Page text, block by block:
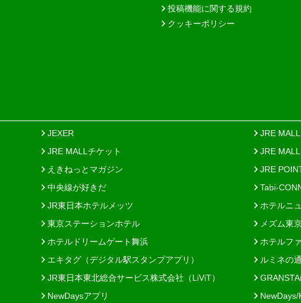
投稿機能に関する規約
クッキーポリシー
JEXER
JRE MALL
JRE MALLチケット
JRE
えきねっとマガジン
JRE
中央線が好きだ
Tabi-
JR東日本ホテルメッツ
ホテルニ
東京ステーションホテル
メズム東
ホテルドリームゲート舞浜
ホテルフ
エキタグ（デジタル駅スタンプアプリ）
ルミネの
JR東日本東北総合サービス株式会社（LiViT）
NewDaysアプリ NewDays/